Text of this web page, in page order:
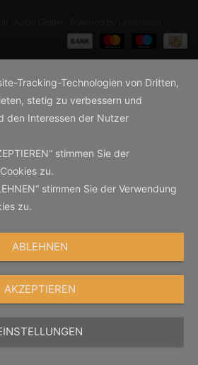
Tracking-Technologien von Dritten,
stetig zu verbessern und
den Interessen der Nutzer
stimmen Sie der
zu.
stimmen Sie der Verwendung
zu.
ABLEHNEN
AKZEPTIEREN